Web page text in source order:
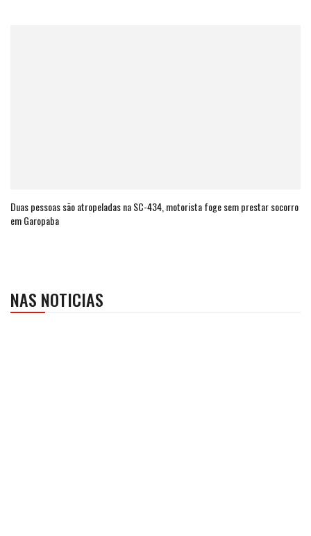
Duas pessoas são atropeladas na SC-434, motorista foge sem prestar socorro
em Garopaba
NAS NOTICIAS